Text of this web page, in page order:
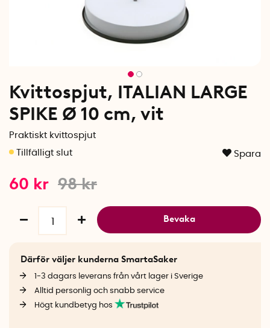
Kvittospjut, ITALIAN LARGE
SPIKE Ø 10 cm, vit
Praktiskt kvittospjut
Spara
98kr
60 kr
Bevaka
Därför väljer kunderna SmartaSaker
1-3 dagars leverans från vårt lager i Sverige
Alltid personlig och snabb service
Högt kundbetyg hos